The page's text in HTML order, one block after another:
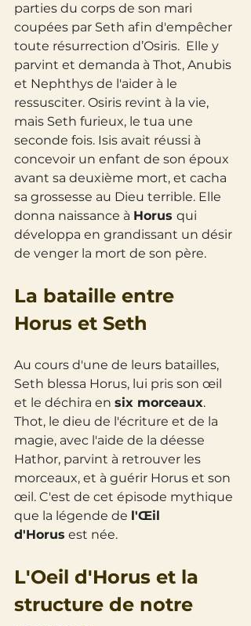
parties du corps de son mari
coupées par Seth afin d'empêcher
toute résurrection d’Osiris.  Elle y
parvint et demanda à Thot, Anubis
et Nephthys de l'aider à le
ressusciter. Osiris revint à la vie,
mais Seth furieux, le tua une
seconde fois. Isis avait réussi à
concevoir un enfant de son époux
avant sa deuxième mort, et cacha
sa grossesse au Dieu terrible. Elle
donna naissance à Horus qui
développa en grandissant un désir
de venger la mort de son père.
La bataille entre
Horus et Seth
Au cours d'une de leurs batailles,
Seth blessa Horus, lui pris son œil
et le déchira en six morceaux.
Thot, le dieu de l'écriture et de la
magie, avec l'aide de la déesse
Hathor, parvint à retrouver les
morceaux, et à guérir Horus et son
œil. C'est de cet épisode mythique
que la légende de l'Œil
d'Horus est née.
L'Oeil d'Horus et la
structure de notre